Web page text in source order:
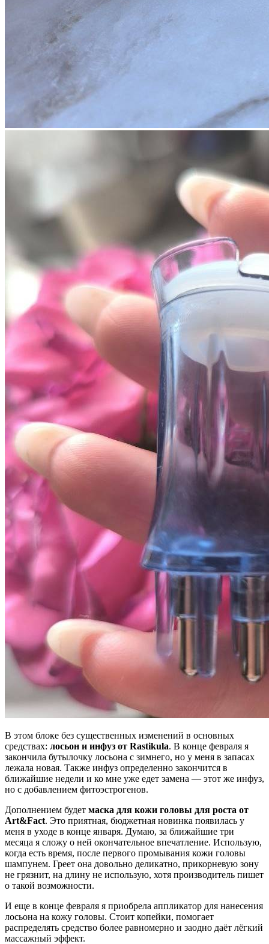
В этом блоке без существенных изменений в основных
средствах: лосьон и инфуз от Rastikula. В конце февраля я
закончила бутылочку лосьона с зимнего, но у меня в запасах
лежала новая. Также инфуз определенно закончится в
ближайшие недели и ко мне уже едет замена — этот же инфуз,
но с добавлением фитоэстрогенов.
Дополнением будет маска для кожи головы для роста от
Art&Fact. Это приятная, бюджетная новинка появилась у
меня в уходе в конце января. Думаю, за ближайшие три
месяца я сложу о ней окончательное впечатление. Использую,
когда есть время, после первого промывания кожи головы
шампунем. Греет она довольно деликатно, прикорневую зону
не грязнит, на длину не использую, хотя производитель пишет
о такой возможности.
И еще в конце февраля я приобрела аппликатор для нанесения
лосьона на кожу головы. Стоит копейки, помогает
распределять средство более равномерно и заодно даёт лёгкий
массажный эффект.